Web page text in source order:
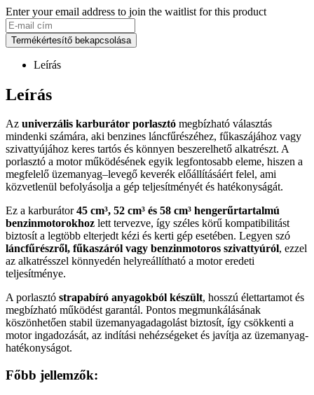
Enter your email address to join the waitlist for this product
Termékértesítő bekapcsolása
Leírás
Leírás
Az univerzális karburátor porlasztó megbízható választás
mindenki számára, aki benzines láncfűrészéhez, fűkaszájához vagy
szivattyújához keres tartós és könnyen beszerelhető alkatrészt. A
porlasztó a motor működésének egyik legfontosabb eleme, hiszen a
megfelelő üzemanyag–levegő keverék előállításáért felel, ami
közvetlenül befolyásolja a gép teljesítményét és hatékonyságát.
Ez a karburátor45 cm³, 52 cm³ és 58 cm³ hengerűrtartalmú
benzinmotorokhoz lett tervezve, így széles körű kompatibilitást
biztosít a legtöbb elterjedt kézi és kerti gép esetében. Legyen szó
láncfűrészről, fűkaszáról vagy benzinmotoros szivattyúról, ezzel
az alkatrésszel könnyedén helyreállítható a motor eredeti
teljesítménye.
A porlasztó strapabíró anyagokból készült, hosszú élettartamot és
megbízható működést garantál. Pontos megmunkálásának
köszönhetően stabil üzemanyagadagolást biztosít, így csökkenti a
motor ingadozását, az indítási nehézségeket és javítja az üzemanyag-
hatékonyságot.
Főbb jellemzők: